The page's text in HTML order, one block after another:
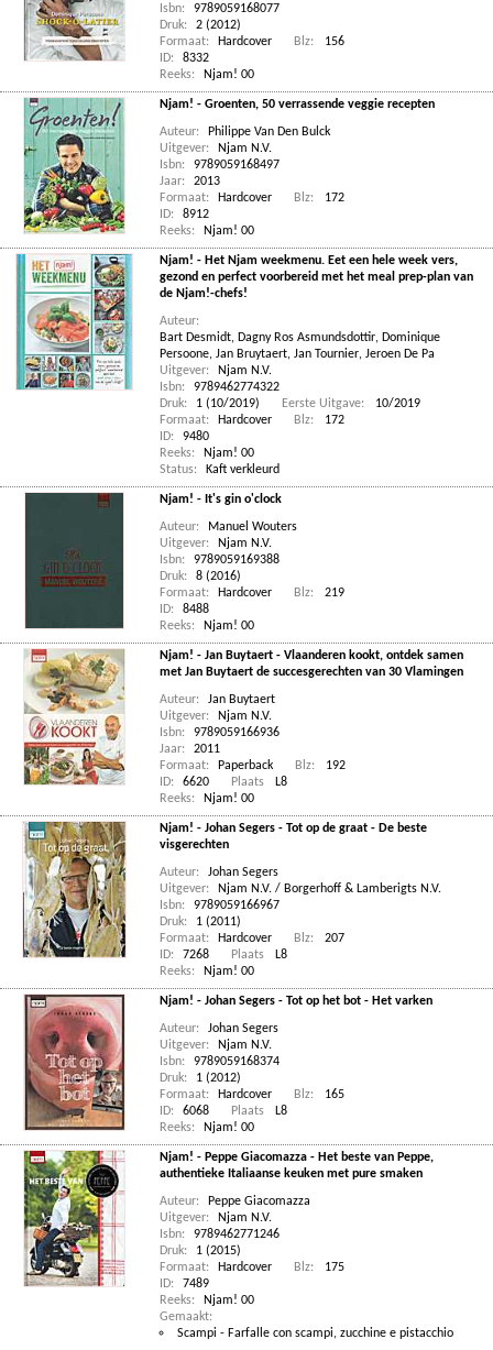
Isbn:
9789059168077
Druk:
2 (2012)
Formaat:
Hardcover Blz:
156
ID:
8332
Reeks:
Njam! 00
Njam! - Groenten, 50 verrassende veggie recepten
Auteur:
Philippe Van Den Bulck
Uitgever:
Njam N.V.
Isbn:
9789059168497
Jaar:
2013
Formaat:
Hardcover Blz:
172
ID:
8912
Reeks:
Njam! 00
Njam! - Het Njam weekmenu. Eet een hele week vers,
gezond en perfect voorbereid met het meal prep-plan van
de Njam!-chefs!
Auteur:
Bart Desmidt, Dagny Ros Asmundsdottir, Dominique
Persoone, Jan Bruytaert, Jan Tournier, Jeroen De Pa
Uitgever:
Njam N.V.
Isbn:
9789462774322
Druk:
1 (10/2019) Eerste Uitgave:
10/2019
Formaat:
Hardcover Blz:
172
ID:
9480
Reeks:
Njam! 00
Status:
Kaft verkleurd
Njam! - It's gin o'clock
Auteur:
Manuel Wouters
Uitgever:
Njam N.V.
Isbn:
9789059169388
Druk:
8 (2016)
Formaat:
Hardcover Blz:
219
ID:
8488
Reeks:
Njam! 00
Njam! - Jan Buytaert - Vlaanderen kookt, ontdek samen
met Jan Buytaert de succesgerechten van 30 Vlamingen
Auteur:
Jan Buytaert
Uitgever:
Njam N.V.
Isbn:
9789059166936
Jaar:
2011
Formaat:
Paperback Blz:
192
ID:
6620 Plaats
L8
Reeks:
Njam! 00
Njam! - Johan Segers - Tot op de graat - De beste
visgerechten
Auteur:
Johan Segers
Uitgever:
Njam N.V. / Borgerhoff & Lamberigts N.V.
Isbn:
9789059166967
Druk:
1 (2011)
Formaat:
Hardcover Blz:
207
ID:
7268 Plaats
L8
Reeks:
Njam! 00
Njam! - Johan Segers - Tot op het bot - Het varken
Auteur:
Johan Segers
Uitgever:
Njam N.V.
Isbn:
9789059168374
Druk:
1 (2012)
Formaat:
Hardcover Blz:
165
ID:
6068 Plaats
L8
Reeks:
Njam! 00
Njam! - Peppe Giacomazza - Het beste van Peppe,
authentieke Italiaanse keuken met pure smaken
Auteur:
Peppe Giacomazza
Uitgever:
Njam N.V.
Isbn:
9789462771246
Druk:
1 (2015)
Formaat:
Hardcover Blz:
175
ID:
7489
Reeks:
Njam! 00
Gemaakt:
Scampi - Farfalle con scampi, zucchine e pistacchio